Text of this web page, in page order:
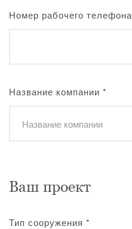
Номер рабочего телефона
Название компании *
Ваш проект
Тип сооружения *